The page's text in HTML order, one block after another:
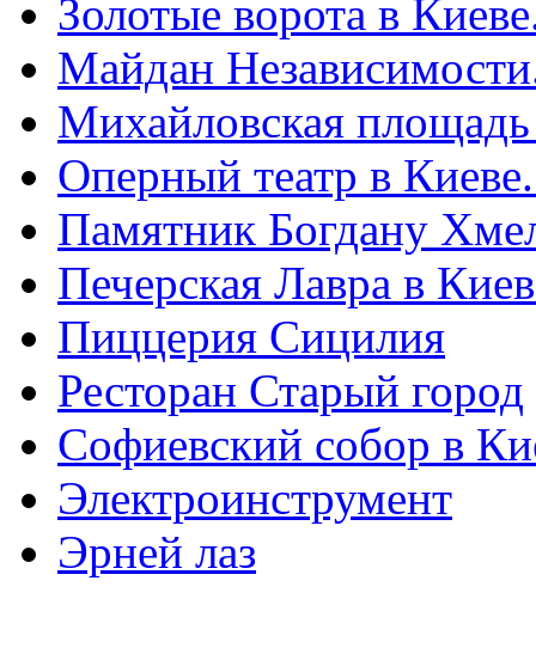
Золотые ворота в
Майдан
Михайловская
Оперный театр в
Памятник Богдану
Печерская Лавра в
Пиццерия Сицилия
Ресторан Старый город
Софиевский собор в
Электроинструмент
Эрней лаз